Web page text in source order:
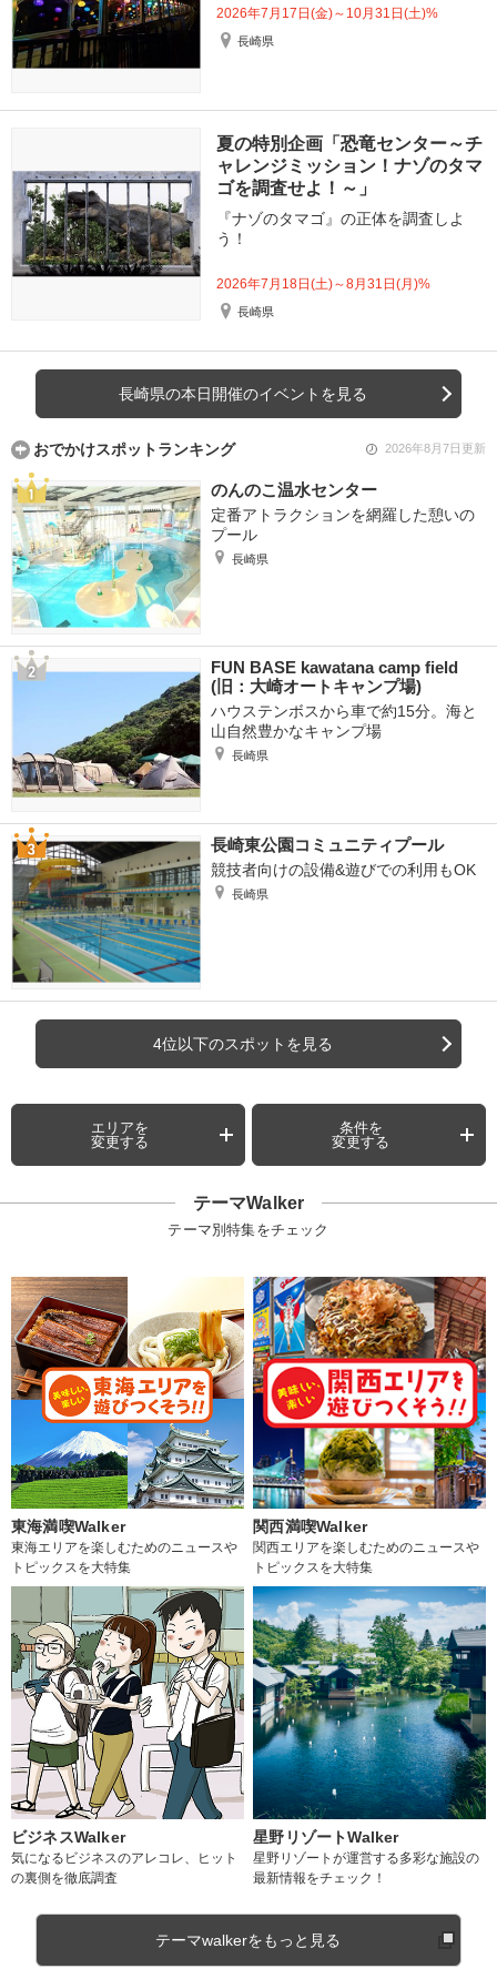
2026年7月17日(金)～10月31日(土)%
長崎県
夏の特別企画「恐竜センター～チ
ャレンジミッション！ナゾのタマ
ゴを調査せよ！～」
『ナゾのタマゴ』の正体を調査しよ
う！
2026年7月18日(土)～8月31日(月)%
長崎県
長崎県の本日開催のイベントを見る
おでかけスポットランキング 2026年8月7日更新
のんのこ温水センター
定番アトラクションを網羅した憩いの
プール
長崎県
FUN BASE kawatana camp field
(旧：大崎オートキャンプ場)
ハウステンボスから車で約15分。海と
山自然豊かなキャンプ場
長崎県
長崎東公園コミュニティプール
競技者向けの設備&遊びでの利用もOK
長崎県
4位以下のスポットを見る
エリアを
変更する
条件を
変更する
テーマWalker
テーマ別特集をチェック
東海満喫Walker
東海エリアを楽しむためのニュースや
トピックスを大特集
関西満喫Walker
関西エリアを楽しむためのニュースや
トピックスを大特集
ビジネスWalker
気になるビジネスのアレコレ、ヒット
の裏側を徹底調査
星野リゾートWalker
星野リゾートが運営する多彩な施設の
最新情報をチェック！
テーマwalkerをもっと見る